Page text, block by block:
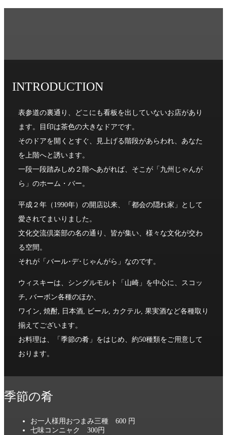
INTRODUCTION
表参道の裏通り、どこにも看板を出していないお店があり
ます。目印は茶色の大きなドアです。
そのドアを開くとすぐ、見上げる階段があらわれ、あなた
を上階へと誘います。
一段一段踏みしめ２階へあがれば、そこが「九州じゃんが
ら」のホーム・バー。
平成２年（1990年）の開店以来、「都会の隠れ家」として
愛されてまいりました。
文化交流倶楽部の名の通り、皆が集い、様々な文化が交わ
る空間。
それが「バール･デ･じゃんがら」なのです。
ウィスキーは、シングルモルト「山崎」を中心に、スコッ
チ, バーボン各種のほか、
ワイン, 焼酎, 日本酒, ビール, カクテル, 果実酒など各種取り
揃えてございます。
お料理は、「季節の肴」をはじめ、約50種類をご用意して
おります。
季節の肴
お一人様用おつまみ三種 600 円
七味コンニャク 300円